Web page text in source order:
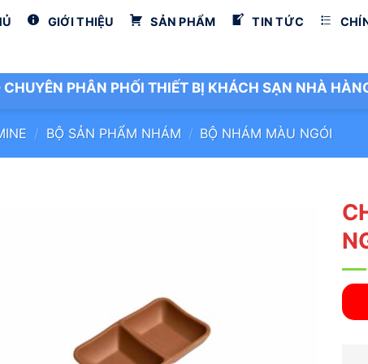
GIỚI THIỆU SẢN PHẨM TIN TỨC
CHUYÊN PHÂN PHỐI THIẾT BỊ KHÁCH SẠN NHÀ
/ BỘ SẢN PHẨM NHÁM / BỘ NHÁM MÀU NGÓI